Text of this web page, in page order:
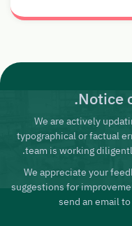
Notice
We are actively
typographical or factual
team is working
We appreciate your
suggestions for
send an email to